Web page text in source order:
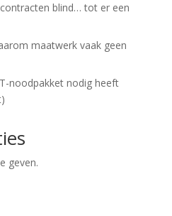
blind… tot er een
maatwerk vaak geen
noodpakket nodig heeft
geven.